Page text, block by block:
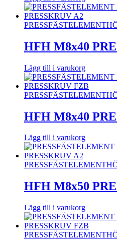
PRESSFÄSTELEMENT
HFH M8x40
Lägg till i varukorg
PRESSFÄSTELEMENT
HFH M8x40
Lägg till i varukorg
PRESSFÄSTELEMENT
HFH M8x50
Lägg till i varukorg
PRESSFÄSTELEMENT